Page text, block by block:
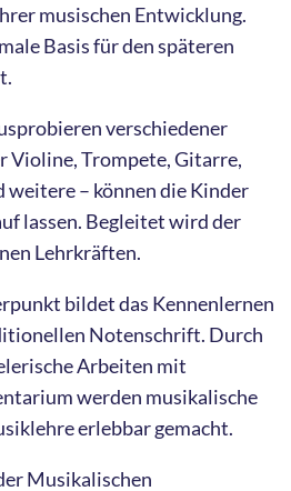
musischen Entwicklung.
Basis für den späteren
verschiedener
Violine, Trompete, Gitarre,
weitere – können die Kinder
lassen. Begleitet wird der
Lehrkräften.
bildet das Kennenlernen
Notenschrift. Durch
Arbeiten mit
werden musikalische
erlebbar gemacht.
Musikalischen